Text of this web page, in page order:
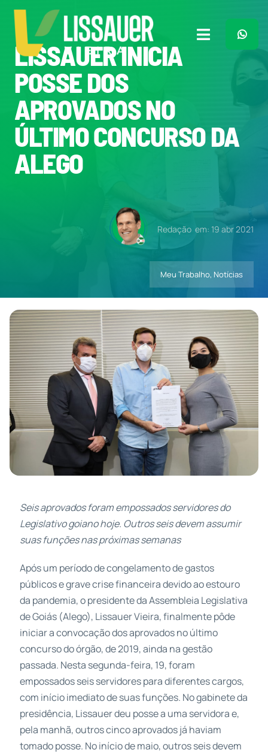
para
conteúdo
Toggle
Navigation
Home
Plano de Governo
Meu Trabalho
LISSAUER INICIA
POSSE DOS
APROVADOS NO
ÚLTIMO CONCURSO DA
ALEGO
Redação em: 19 abr 2021
Meu Trabalho, Notícias
Seis aprovados foram empossados servidores do
Legislativo goiano hoje. Outros seis devem assumir
suas funções nas próximas semanas
Após um período de congelamento de gastos
públicos e grave crise financeira devido ao estouro
da pandemia, o presidente da Assembleia Legislativa
de Goiás (Alego), Lissauer Vieira, finalmente pôde
iniciar a convocação dos aprovados no último
concurso do órgão, de 2019, ainda na gestão
passada. Nesta segunda-feira, 19, foram
empossados seis servidores para diferentes cargos,
com início imediato de suas funções. No gabinete da
presidência, Lissauer deu posse a uma servidora e,
pela manhã, outros cinco aprovados já haviam
tomado posse. No início de maio, outros seis devem